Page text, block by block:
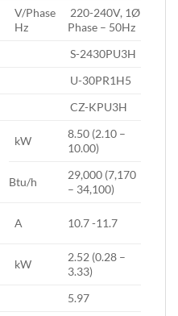
V/Phase
Hz
220-240V, 1Ø
Phase – 50Hz
S-2430PU3H
U-30PR1H5
CZ-KPU3H
kW
8.50 (2.10 –
10.00)
Btu/h
29,000 (7,170
– 34,100)
A 10.7 -11.7
kW
2.52 (0.28 –
3.33)
5.97